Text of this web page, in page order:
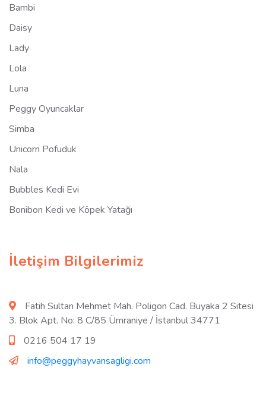
Bambi
Daisy
Lady
Lola
Luna
Peggy Oyuncaklar
Simba
Unicorn Pofuduk
Nala
Bubbles Kedi Evi
Bonibon Kedi ve Köpek Yatağı
İletişim Bilgilerimiz
Fatih Sultan Mehmet Mah. Poligon Cad. Buyaka 2 Sitesi
3. Blok Apt. No: 8 C/85 Ümraniye / İstanbul 34771
0216 504 17 19
info@peggyhayvansagligi.com